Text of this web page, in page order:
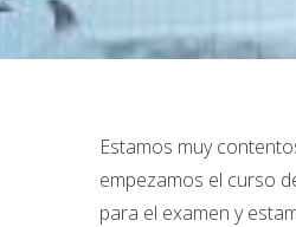
Estamos muy
empezamos el curso
para el examen y